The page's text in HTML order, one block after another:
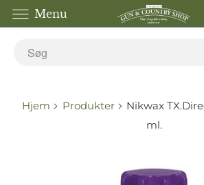
Hjem Produkter
Nikwax
ml.
Menu